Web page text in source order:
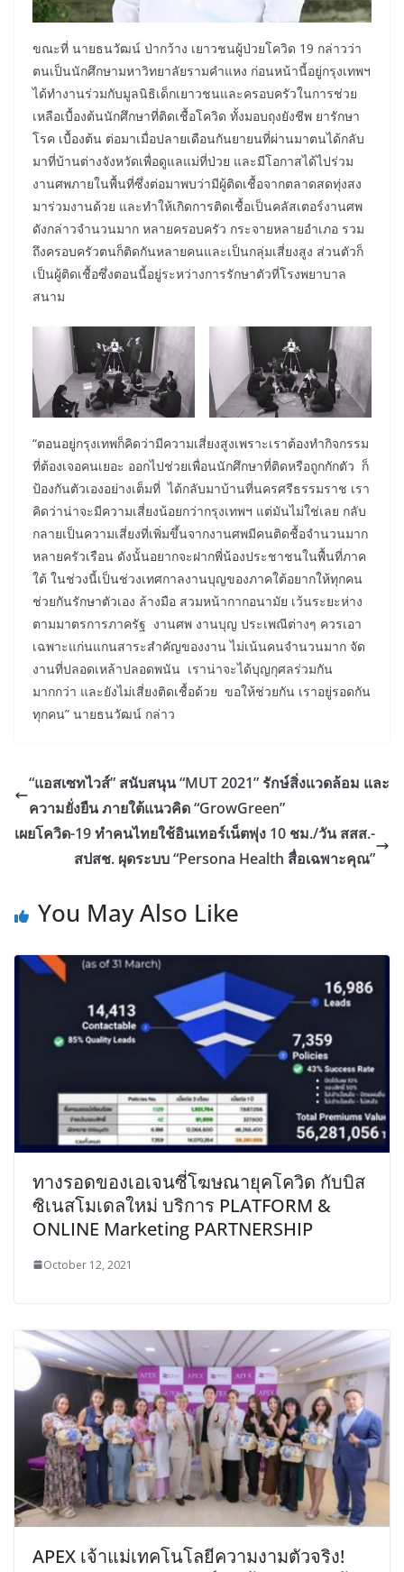
ขณะที่ นายธนวัฒน์ ป่ากว้าง เยาวชนผู้ป่วยโควิด 19 กล่าวว่า
ตนเป็นนักศึกษามหาวิทยาลัยรามคําแหง ก่อนหน้านี้อยู่กรุงเทพฯ
ได้ทำงานร่วมกับมูลนิธิเด็กเยาวชนและครอบครัวในการช่วย
เหลือเบื้องต้นนักศึกษาที่ติดเชื้อโควิด ทั้งมอบถุงยังชีพ ยารักษา
โรค เบื้องต้น ต่อมาเมื่อปลายเดือนกันยายนที่ผ่านมาตนได้กลับ
มาที่บ้านต่างจังหวัดเพื่อดูแลแม่ที่ป่วย และมีโอกาสได้ไปร่วม
งานศพภายในพื้นที่ซึ่งต่อมาพบว่ามีผู้ติดเชื้อจากตลาดสดทุ่งสง
มาร่วมงานด้วย และทำให้เกิดการติดเชื้อเป็นคลัสเตอร์งานศพ
ดังกล่าวจำนวนมาก หลายครอบครัว กระจายหลายอำเภอ รวม
ถึงครอบครัวตนก็ติดกันหลายคนและเป็นกลุ่มเสี่ยงสูง ส่วนตัวก็
เป็นผู้ติดเชื้อซึ่งตอนนี้อยู่ระหว่างการรักษาตัวที่โรงพยาบาล
สนาม
“ตอนอยู่กรุงเทพก็คิดว่ามีความเสี่ยงสูงเพราะเราต้องทำกิจกรรม
ที่ต้องเจอคนเยอะ ออกไปช่วยเพื่อนนักศึกษาที่ติดหรือถูกกักตัว ก็
ป้องกันตัวเองอย่างเต็มที่ ได้กลับมาบ้านที่นครศรีธรรมราช เรา
คิดว่าน่าจะมีความเสี่ยงน้อยกว่ากรุงเทพฯ แต่มันไม่ใช่เลย กลับ
กลายเป็นความเสี่ยงที่เพิ่มขึ้นจากงานศพมีคนติดชื้อจำนวนมาก
หลายครัวเรือน ดังนั้นอยากจะฝากพี่น้องประชาชนในพื้นที่ภาค
ใต้ ในช่วงนี้เป็นช่วงเทศกาลงานบุญของภาคใต้อยากให้ทุกคน
ช่วยกันรักษาตัวเอง ล้างมือ สวมหน้ากากอนามัย เว้นระยะห่าง
ตามมาตรการภาครัฐ งานศพ งานบุญ ประเพณีต่างๆ ควรเอา
เฉพาะแก่นแกนสาระสำคัญของงาน ไม่เน้นคนจำนวนมาก จัด
งานที่ปลอดเหล้าปลอดพนัน เราน่าจะได้บุญกุศลร่วมกัน
มากกว่า และยังไม่เสี่ยงติดเชื้อด้วย ขอให้ช่วยกัน เราอยู่รอดกัน
ทุกคน” นายธนวัฒน์ กล่าว
“แอสเซทไวส์” สนับสนุน “MUT 2021” รักษ์สิ่งแวดล้อม และ
ความยั่งยืน ภายใต้แนวคิด “GrowGreen”
เผยโควิด-19 ทำคนไทยใช้อินเทอร์เน็ตพุ่ง 10 ชม./วัน สสส.-
สปสช. ผุดระบบ “Persona Health สื่อเฉพาะคุณ”
You May Also Like
ทางรอดของเอเจนซี่โฆษณายุคโควิด กับบิส
ซิเนสโมเดลใหม่ บริการ PLATFORM &
ONLINE Marketing PARTNERSHIP
October 12, 2021
APEX เจ้าแม่เทคโนโลยีความงามตัวจริง!